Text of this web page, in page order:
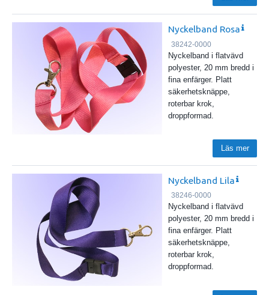
Nyckelband Rosa
38242-0000
Nyckelband i flatvävd
polyester, 20 mm bredd i
fina enfärger. Platt
säkerhetsknäppe,
roterbar krok,
droppformad.
Läs mer
Nyckelband Lila
38246-0000
Nyckelband i flatvävd
polyester, 20 mm bredd i
fina enfärger. Platt
säkerhetsknäppe,
roterbar krok,
droppformad.